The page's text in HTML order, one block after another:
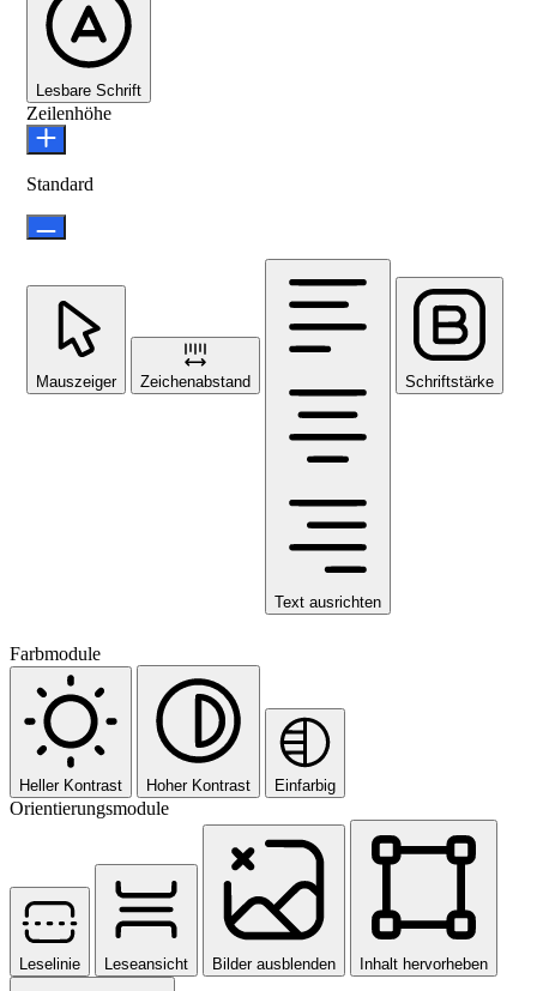
Lesbare Schrift
Zeilenhöhe
Standard
Mauszeiger Zeichenabstand
Text ausrichten
Schriftstärke
Farbmodule
Heller Kontrast Hoher Kontrast Einfarbig
Orientierungsmodule
Leselinie Leseansicht Bilder ausblenden Inhalt hervorheben